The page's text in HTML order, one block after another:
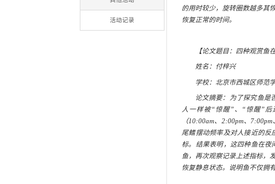
赛先生来了
小小科普讲解员
锺健讲堂
小小研究生
兴趣班